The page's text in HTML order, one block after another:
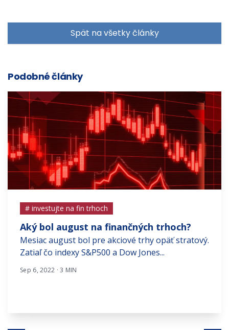
Spät na všetky články
Podobné články
# investujte na fin trhoch
Aký bol august na finančných trhoch?
Mesiac august bol pre akciové trhy opäť stratový.
Zatiaľ čo indexy S&P500 a Dow Jones...
Sep 6, 2022 · 3 MIN